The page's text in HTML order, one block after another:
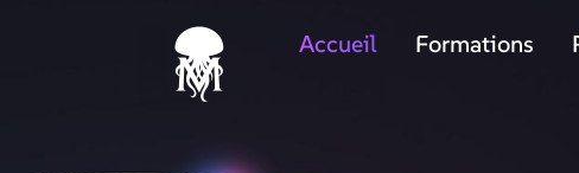
Accueil Formations